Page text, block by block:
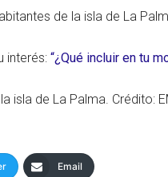
de la isla de La
interés: “¿Qué incluir en tu
isla de La Palma. Crédito:
Email